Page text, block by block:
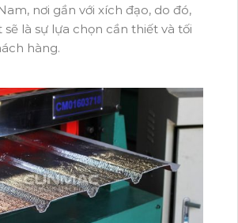
nơi gần với xích đạo, do đó,
là sự lựa chọn cần thiết và tối
hàng.